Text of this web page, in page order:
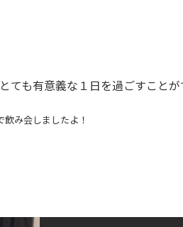
ても有意義な１日を過ごすこと
飲み会しましたよ！